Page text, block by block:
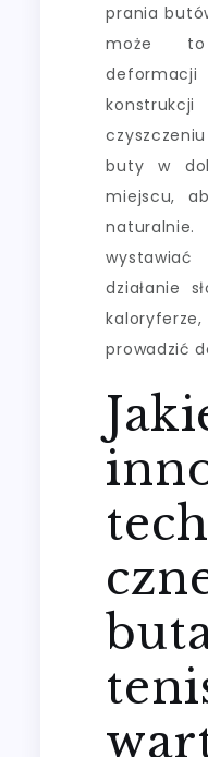
prania
może
buty w
miejscu,
działanie
prowadzić